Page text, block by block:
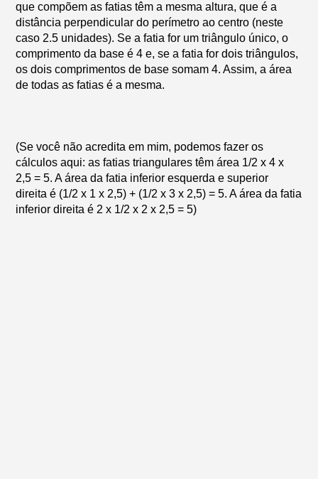
que compõem as fatias têm a mesma altura, que é a
distância perpendicular do perímetro ao centro (neste
caso 2.5 unidades). Se a fatia for um triângulo único, o
comprimento da base é 4 e, se a fatia for dois triângulos,
os dois comprimentos de base somam 4. Assim, a área
de todas as fatias é a mesma.
(Se você não acredita em mim, podemos fazer os
cálculos aqui: as fatias triangulares têm área 1/2 x 4 x
2,5 = 5. A área da fatia inferior esquerda e superior
direita é (1/2 x 1 x 2,5) + (1/2 x 3 x 2,5) = 5. A área da fatia
inferior direita é 2 x 1/2 x 2 x 2,5 = 5)